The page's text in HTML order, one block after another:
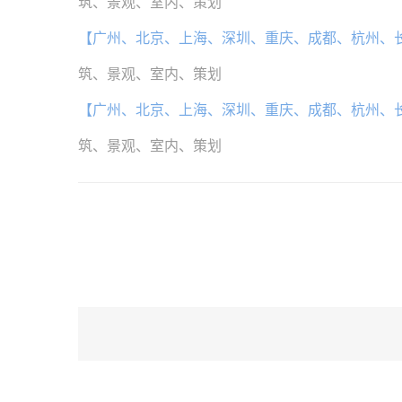
【广州、北京、上海、深圳、重庆、成都、杭州、
筑、景观、室内、策划
【广州、北京、上海、深圳、重庆、成都、杭州、
筑、景观、室内、策划